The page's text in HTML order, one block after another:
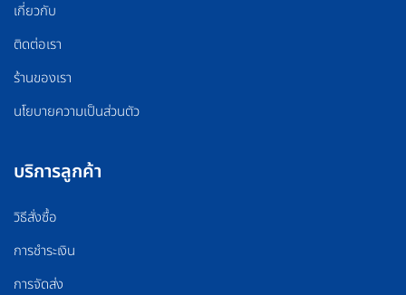
เกี่ยวกับ
ติดต่อเรา
ร้านของเรา
นโยบายความเป็นส่วนตัว
บริการลูกค้า
วิธีสั่งซื้อ
การชำระเงิน
การจัดส่ง